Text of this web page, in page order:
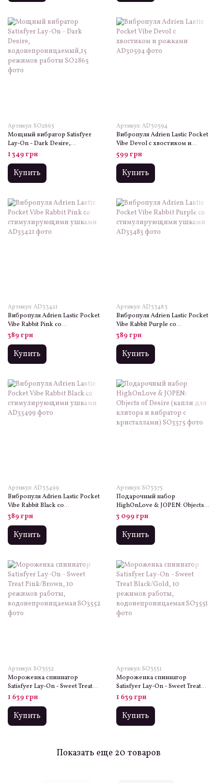
Артикул: SO2865
Мощный вибратор Satisfyer
Lay-On - Dark Desire,
водонепроницаемый,15
режимов работы
1 349 грн
Купить
Артикул: AD30594
Вибропуля Adrien Lastic Pocket
Vibe Devol с хвостиком и
рожками
599 грн
Купить
Артикул: AD33421
Вибропуля Adrien Lastic Pocket
Vibe Rabbit Pink со
стимулирующими ушками
389 грн
Купить
Артикул: AD33483
Вибропуля Adrien Lastic Pocket
Vibe Rabbit Purple со
стимулирующими ушками
389 грн
Купить
Артикул: AD33499
Вибропуля Adrien Lastic Pocket
Vibe Rabbit Black со
стимулирующими ушками
389 грн
Купить
Артикул: SO3375
Подарочный набор
HighOnLove & JOPEN: Objects
of Desire (капли для клитора и
вибратор с кристаллами)
3 099 грн
Купить
Артикул: SO3552
Мороженка спиннатор
Satisfyer Lay-On - Sweet Treat
Pink/Brown, 10 режимов
работы, водонепроницаемая
1 639 грн
Купить
Артикул: SO3551
Мороженка спиннатор
Satisfyer Lay-On - Sweet Treat
Black/Gold, 10 режимов
работы, водонепроницаемая
1 639 грн
Купить
Показать еще 20 товаров